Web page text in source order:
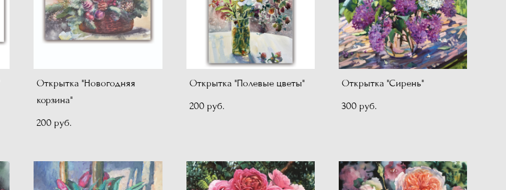
Открытка "Новогодняя
корзина"
200 pуб.
Открытка "Полевые цветы"
200 pуб.
Открытка "Сирень"
300 pуб.